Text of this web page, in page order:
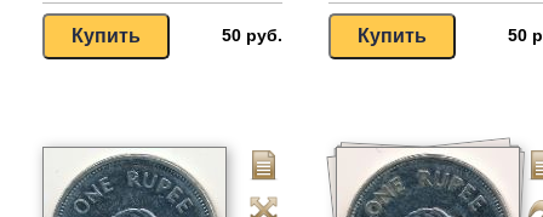
50 руб. 50